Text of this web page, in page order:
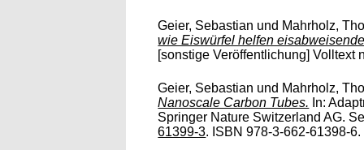
Geier, Sebastian und Mahrholz,
wie Eiswürfel helfen
[sonstige Veröffentlichung] Volltext
Geier, Sebastian und Mahrholz,
Nanoscale Carbon Tubes. In:
Springer Nature Switzerland AG.
61399-3. ISBN 978-3-662-61398-